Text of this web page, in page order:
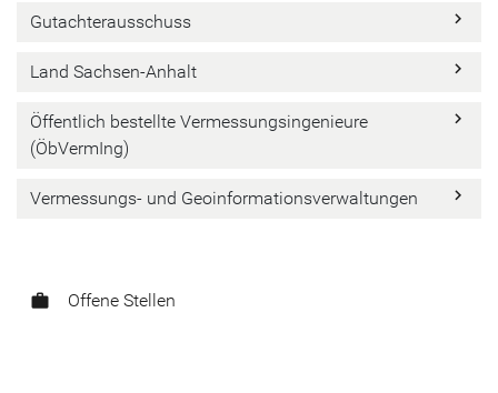
Gutachterausschuss keyboard_arrow_right
Land Sachsen-Anhalt keyboard_arrow_right
Öffentlich bestellte Vermessungsingenieure
(ÖbVermIng)
keyboard_arrow_right
Vermessungs- und Geoinformationsverwaltungen keyboard_arrow_right
work Offene Stellen